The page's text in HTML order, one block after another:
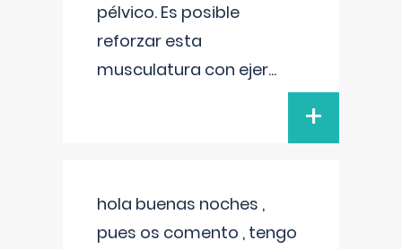
pélvico. Es posible
reforzar esta
musculatura con ejer...
+
hola buenas noches ,
pues os comento , tengo